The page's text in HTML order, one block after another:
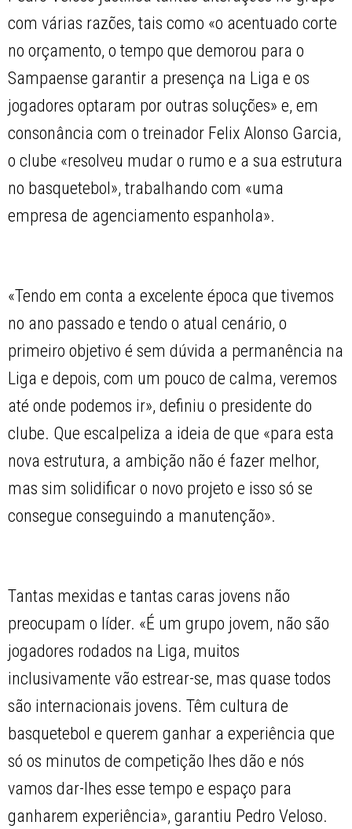
com várias razões, tais como «o acentuado corte
no orçamento, o tempo que demorou para o
Sampaense garantir a presença na Liga e os
jogadores optaram por outras soluções» e, em
consonância com o treinador Felix Alonso Garcia,
o clube «resolveu mudar o rumo e a sua estrutura
no basquetebol», trabalhando com «uma
empresa de agenciamento espanhola».
«Tendo em conta a excelente época que tivemos
no ano passado e tendo o atual cenário, o
primeiro objetivo é sem dúvida a permanência na
Liga e depois, com um pouco de calma, veremos
até onde podemos ir», definiu o presidente do
clube. Que escalpeliza a ideia de que «para esta
nova estrutura, a ambição não é fazer melhor,
mas sim solidificar o novo projeto e isso só se
consegue conseguindo a manutenção».
Tantas mexidas e tantas caras jovens não
preocupam o líder. «É um grupo jovem, não são
jogadores rodados na Liga, muitos
inclusivamente vão estrear-se, mas quase todos
são internacionais jovens. Têm cultura de
basquetebol e querem ganhar a experiência que
só os minutos de competição lhes dão e nós
vamos dar-lhes esse tempo e espaço para
ganharem experiência», garantiu Pedro Veloso.